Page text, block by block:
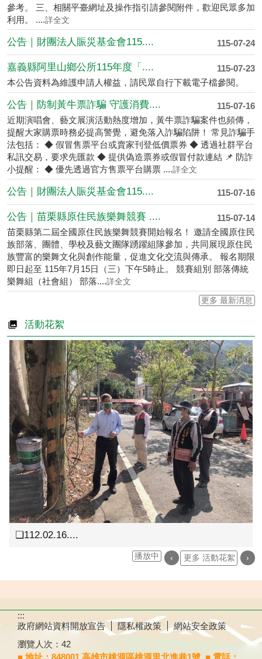
參考。 三、相關平臺網址及操作指引請參閱附件，歡迎民眾多加
利用。 ....詳全文
115-07-24
公告｜財團法人賑災基金會115....
115-07-23
嘉義縣阿里山鄉公所115年度「....
本公告資料為維護申請人權益，請民眾自行下載電子檔參閱。
115-07-16
公告｜防制黃牛票詐騙 守護消費....
近期演唱會、藝文展演活動熱度增加，黃牛票詐騙案件也頻傳，
提醒大家購票時務必提高警覺，避免落入詐騙陷阱！ 常見詐騙手
法包括： ◆ 假冒售票平台或賣家刊登低價票券 ◆ 透過社群平台
私訊交易，要求先匯款 ◆ 提供偽造票券或假冒付款連結 📌 防詐
小提醒： ◆ 優先透過官方售票平台購票 ....詳全文
115-07-16
公告｜財團法人賑災基金會115....
115-07-14
公告｜苗栗縣原住民族樂舞競賽 ....
苗栗縣第二屆全國原住民族樂舞競賽開始報名！ 邀請全國原住民
族部落、團體、學校及藝文團隊踴躍組隊參加，共同展現原住民
族豐富的樂舞文化與創作能量，促進文化交流與傳承。 報名期限
即日起至 115年7月15日（三）下午5時止。 競賽組別 部落傳統
樂舞組（社會組） 部落....詳全文
更多 最新消息
活動花絮
❏112.02.16....
播放中 ‹ 更多 活動花絮 ›
:::
政府網站資料開放宣告
隱私權政策
網站安全政策
瀏覽人次： 42
■ 地址：848001 高雄市桃源區桃源里北進巷1號 ■ 電話：